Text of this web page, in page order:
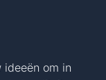
ideeën om in